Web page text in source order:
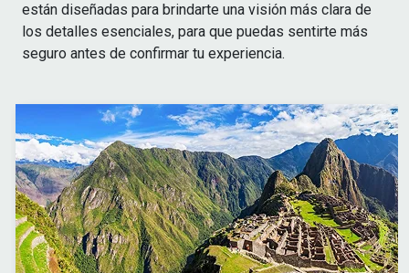
están diseñadas para brindarte una visión más clara de
los detalles esenciales, para que puedas sentirte más
seguro antes de confirmar tu experiencia.